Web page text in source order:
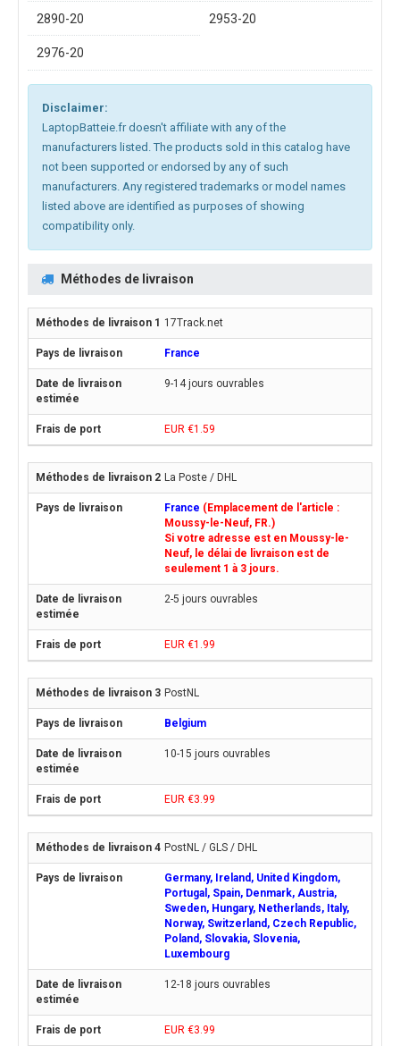
2890-20 2953-20
2976-20
Disclaimer:
LaptopBatteie.fr doesn't affiliate with any of the
manufacturers listed. The products sold in this catalog have
not been supported or endorsed by any of such
manufacturers. Any registered trademarks or model names
listed above are identified as purposes of showing
compatibility only.
Méthodes de livraison
17Track.net
France
9-14 jours ouvrables
EUR €1.59
La Poste / DHL
France (Emplacement de l'article :
Moussy-le-Neuf, FR.)
Si votre adresse est en Moussy-le-
Neuf, le délai de livraison est de
seulement 1 à 3 jours.
2-5 jours ouvrables
EUR €1.99
PostNL
Belgium
10-15 jours ouvrables
EUR €3.99
PostNL / GLS / DHL
Germany, Ireland, United Kingdom,
Portugal, Spain, Denmark, Austria,
Sweden, Hungary, Netherlands, Italy,
Norway, Switzerland, Czech Republic,
Poland, Slovakia, Slovenia,
Luxembourg
12-18 jours ouvrables
EUR €3.99